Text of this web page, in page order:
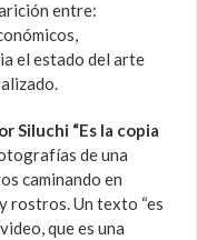
entre:
el estado del arte
Siluchi “Es la copia
de una
caminando en
rostros. Un texto “es
que es una